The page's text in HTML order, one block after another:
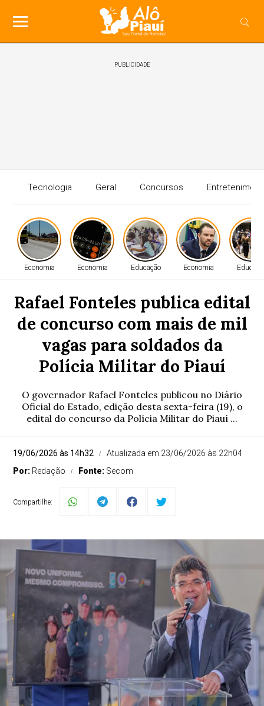
PUBLICIDADE
Tecnologia Geral Concursos
Economia Economia Educação Economia
Rafael Fonteles publica edital
de concurso com mais de mil
vagas para soldados da
Polícia Militar do Piauí
O governador Rafael Fonteles publicou no Diário
Oficial do Estado, edição desta sexta-feira (19), o
edital do concurso da Polícia Militar do Piauí ...
19/06/2026 às 14h32
Atualizada em 23/06/2026 às 22h04
Por: Redação Fonte: Secom
Compartilhe: